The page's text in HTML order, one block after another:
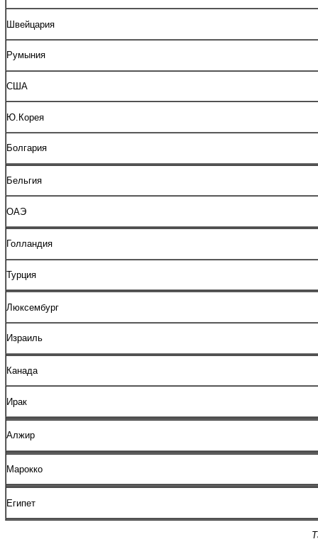
Швейцария
Румыния
США
Ю.Корея
Болгария
Бельгия
ОАЭ
Голландия
Турция
Люксембург
Израиль
Канада
Ирак
Алжир
Марокко
Египет